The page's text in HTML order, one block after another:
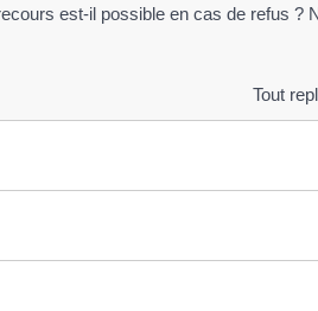
est-il possible en cas de refus ?
Tout